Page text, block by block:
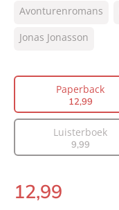
NUR:
Type:
Vertaler:
Aantal pagina's:
Uitgever:
Verschijningsdatum:
Avonturenromans
Jonas Jonasson
Paperback
12,99
Luisterboek
9,99
Paperback:
12,99